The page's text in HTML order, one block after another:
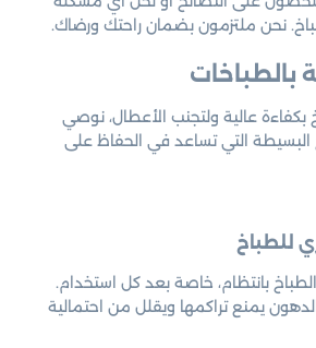
نحن ملتزمون بضمان راحتك ورضاك.
بالطباخات
عالية ولتجنب الأعطال، نوصي
البسيطة التي تساعد في الحفاظ على
بانتظام، خاصة بعد كل استخدام.
يمنع تراكمها ويقلل من احتمالية